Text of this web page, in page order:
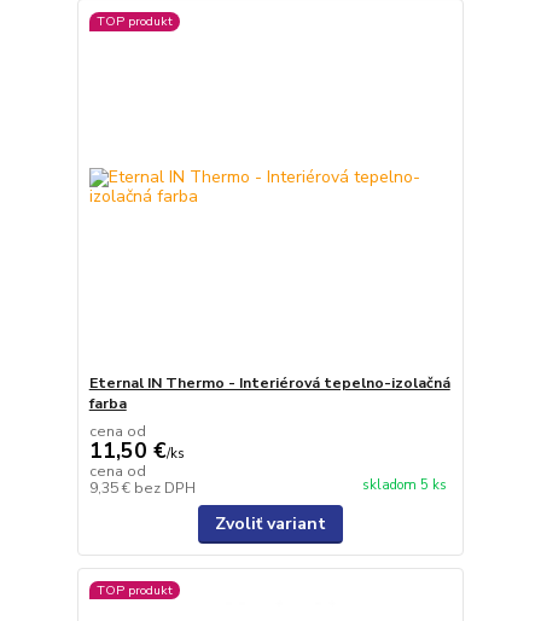
TOP produkt
Eternal IN Thermo - Interiérová tepelno-izolačná
farba
cena od
11,50 €/ks
cena od
9,35 € bez DPH skladom 5 ks
Zvoliť variant
TOP produkt